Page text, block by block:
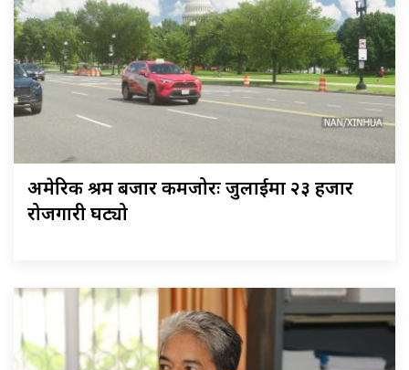
अमेरिकी श्रम बजार कमजोरः जुलाईमा २३ हजार
रोजगारी घट्यो